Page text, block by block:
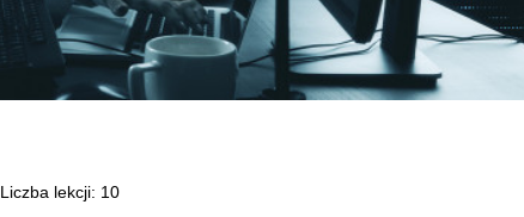
Video
Liczba lekcji: 10